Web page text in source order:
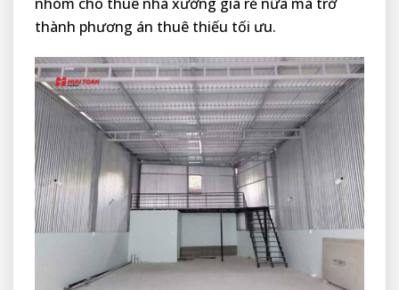
thành phương án thuê thiếu tối ưu.